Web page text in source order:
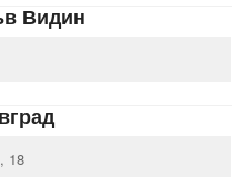
Видин
18